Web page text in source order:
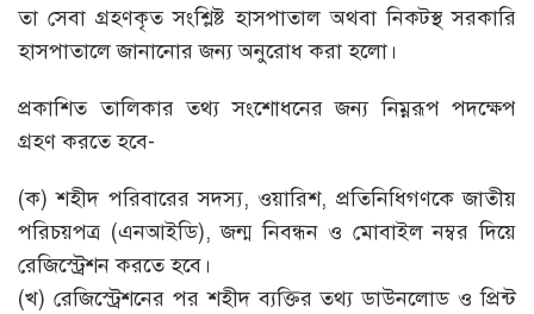
তা সেবা গ্রহণকৃত সংশ্লিষ্ট হাসপাতাল অথবা নিকটস্থ সরকারি
হাসপাতালে জানানোর জন্য অনুরোধ করা হলো।
প্রকাশিত তালিকার তথ্য সংশোধনের জন্য নিম্নরূপ পদক্ষেপ
গ্রহণ করতে হবে-
(ক) শহীদ পরিবারের সদস্য, ওয়ারিশ, প্রতিনিধিগণকে জাতীয়
পরিচয়পত্র (এনআইডি), জন্ম নিবন্ধন ও মোবাইল নম্বর দিয়ে
রেজিস্ট্রেশন করতে হবে।
(খ) রেজিস্ট্রেশনের পর শহীদ ব্যক্তির তথ্য ডাউনলোড ও প্রিন্ট